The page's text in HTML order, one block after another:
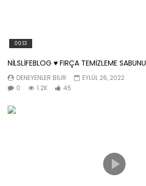
00:13
NİLSLİFEBLOG ♥️ FIRÇA TEMİZLEME SABUNU
DENEYENLER BILIR
EYLÜL 26, 2022
0
1.2K 45